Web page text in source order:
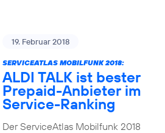
19. Februar 2018
SERVICEATLAS MOBILFUNK 2018:
ALDI TALK ist bester
Prepaid-Anbieter im
Service-Ranking
Der ServiceAtlas Mobilfunk 2018